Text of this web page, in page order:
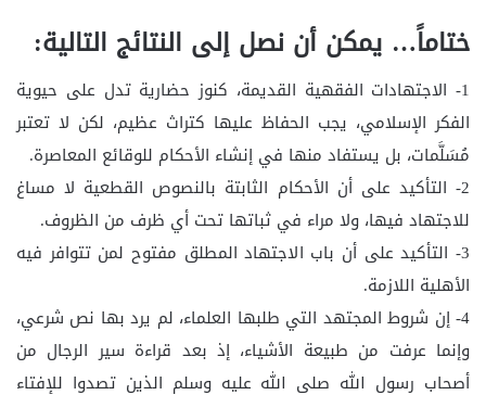
ختاماً… يمكن أن نصل إلى النتائج التالية:
1- الاجتهادات الفقهية القديمة، كنوز حضارية تدل على حيوية
الفكر الإسلامي، يجب الحفاظ عليها كتراث عظيم، لكن لا تعتبر
مُسَلَّمات، بل يستفاد منها في إنشاء الأحكام للوقائع المعاصرة.
2- التأكيد على أن الأحكام الثابتة بالنصوص القطعية لا مساغ
للاجتهاد فيها، ولا مراء في ثباتها تحت أي ظرف من الظروف.
3- التأكيد على أن باب الاجتهاد المطلق مفتوح لمن تتوافر فيه
الأهلية اللازمة.
4- إن شروط المجتهد التي طلبها العلماء، لم يرد بها نص شرعي،
وإنما عرفت من طبيعة الأشياء، إذ بعد قراءة سير الرجال من
أصحاب رسول الله صلى الله عليه وسلم الذين تصدوا للإفتاء